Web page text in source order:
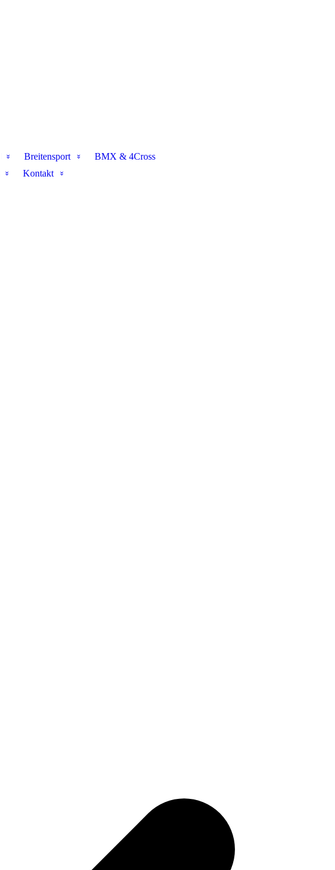
Breitensport
BMX & 4Cross
Kontakt